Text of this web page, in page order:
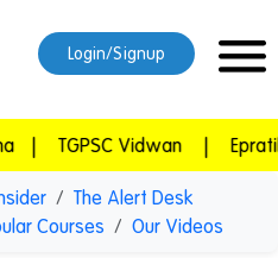
The Alert Desk
Courses Our Videos
Login/Signup
Vidwan | Epratibha Super